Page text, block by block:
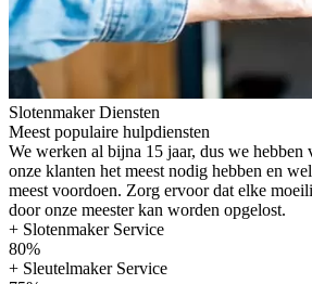
Slotenmaker Diensten
Meest populaire hulpdiensten
We werken al bijna 15 jaar, dus we hebben
onze klanten het meest nodig hebben en
meest voordoen. Zorg ervoor dat elke
door onze meester kan worden opgelost.
+ Slotenmaker Service
80%
+ Sleutelmaker Service